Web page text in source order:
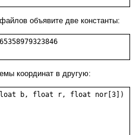
объявите две константы:
координат в другую:
float b, float r, float nor[3])